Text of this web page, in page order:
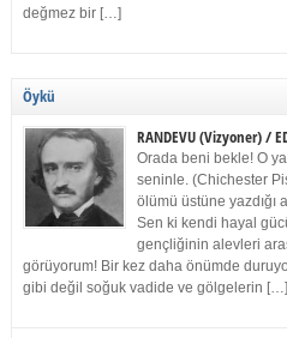
değmez bir […]
Öykü
RANDEVU (Vizyoner) /
Orada beni bekle! O
seninle. (Chichester
ölümü üstüne yazdığı
Sen ki kendi hayal
gençliğinin alevleri
görüyorum! Bir kez daha önümde
gibi değil soğuk vadide ve gölgelerin […]